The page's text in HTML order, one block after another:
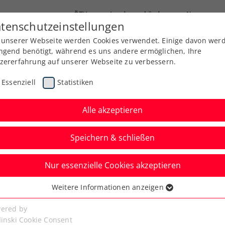
ÖTV Landesverbände News
Ausbildung Services Über uns
Aktuelle News
Webseite werden Cookies verwendet. Einige davon
benötigt, während es uns andere ermöglichen, Ihre
auf unserer Webseite zu verbessern.
Essenziell Statistiken
Alle akzeptieren
Speichern & schließen
Nur essenzielle Cookies akzeptieren
Cookies werden für grundlegende Funktionen der
benötigt. Dadurch ist gewährleistet, dass die Webseite
Weitere Informationen anzeigen
by
Cookie Consent